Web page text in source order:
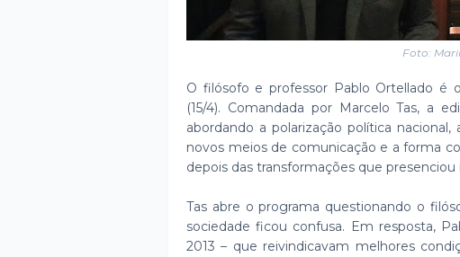
Foto:
O filósofo e professor Pablo Ortellado é
(15/4). Comandada por Marcelo Tas, a
abordando a polarização política
novos meios de comunicação e a forma
depois das transformações que presenciou
Tas abre o programa questionando o
sociedade ficou confusa. Em resposta,
2013 – que reivindicavam melhores